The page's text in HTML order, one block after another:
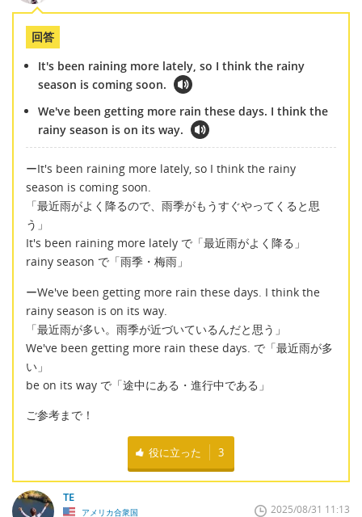
回答
It's been raining more lately, so I think the rainy
season is coming soon.
We've been getting more rain these days. I think the
rainy season is on its way.
ーIt's been raining more lately, so I think the rainy
season is coming soon.
「最近雨がよく降るので、雨季がもうすぐやってくると思
う」
It's been raining more lately で「最近雨がよく降る」
rainy season で「雨季・梅雨」
ーWe've been getting more rain these days. I think the
rainy season is on its way.
「最近雨が多い。雨季が近づいているんだと思う」
We've been getting more rain these days. で「最近雨が多
い」
be on its way で「途中にある・進行中である」
ご参考まで！
役に立った 3
TE
アメリカ合衆国 2025/08/31 11:13